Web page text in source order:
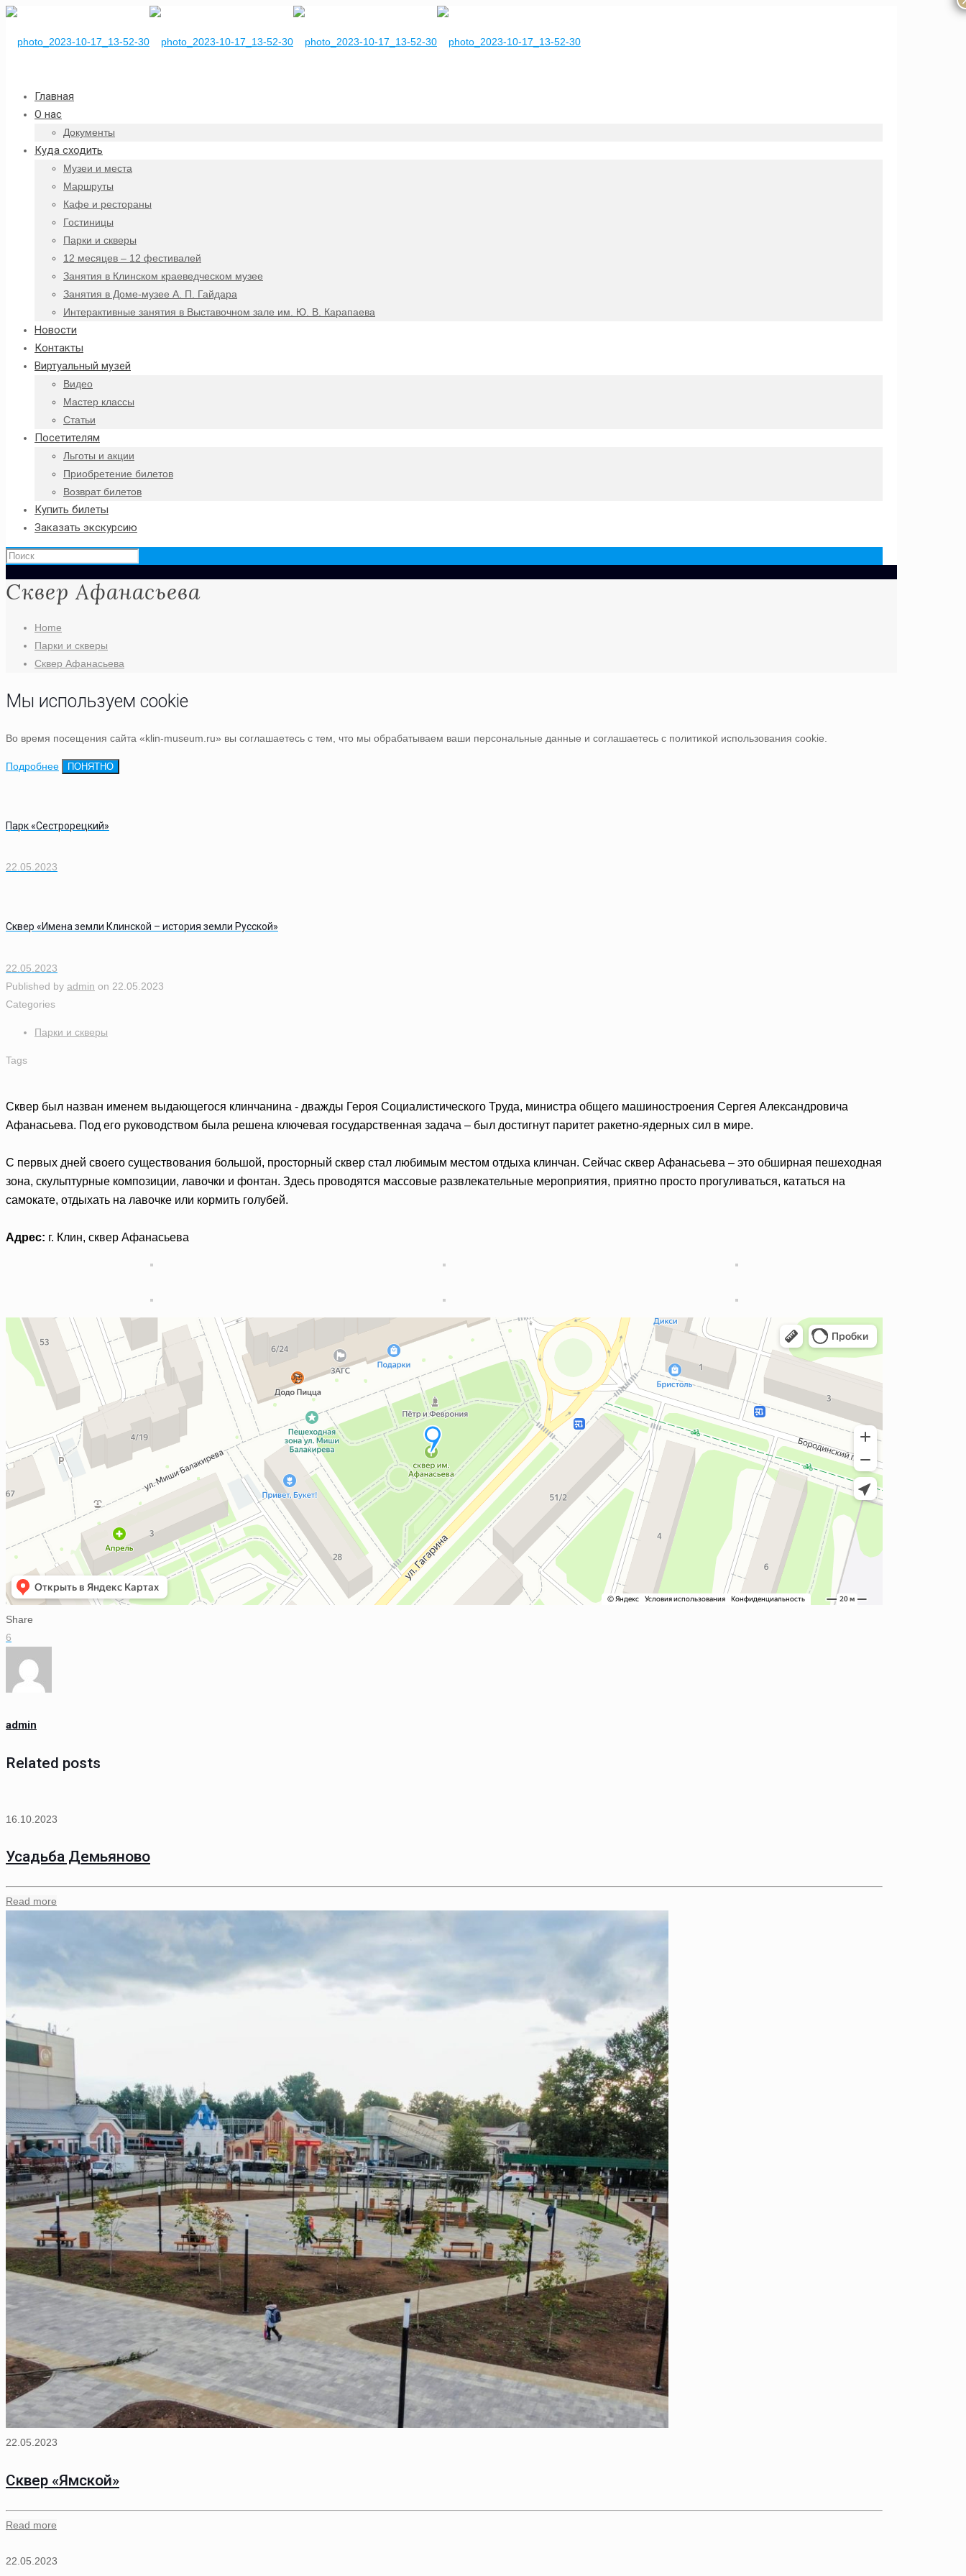
Главная
О нас
Документы
Куда сходить
Музеи и места
Маршруты
Кафе и рестораны
Гостиницы
Парки и скверы
12 месяцев – 12 фестивалей
Занятия в Клинском краеведческом музее
Занятия в Доме-музее А. П. Гайдара
Интерактивные занятия в Выставочном зале им. Ю. В. Карапаева
Новости
Контакты
Виртуальный музей
Видео
Мастер классы
Статьи
Посетителям
Льготы и акции
Приобретение билетов
Возврат билетов
Купить билеты
Заказать экскурсию
Сквер Афанасьева
Home
Парки и скверы
Сквер Афанасьева
Мы используем cookie
Во время посещения сайта «klin-museum.ru» вы соглашаетесь с тем, что мы обрабатываем ваши персональные данные и соглашаетесь с политикой использования cookie.
Подробнее ПОНЯТНО
Парк «Сестрорецкий»
22.05.2023
Сквер «Имена земли Клинской – история земли Русской»
22.05.2023
Published by admin on 22.05.2023
Categories
Парки и скверы
Tags
Сквер был назван именем выдающегося клинчанина - дважды Героя Социалистического Труда, министра общего машиностроения Сергея Александровича
Афанасьева. Под его руководством была решена ключевая государственная задача – был достигнут паритет ракетно-ядерных сил в мире.
С первых дней своего существования большой, просторный сквер стал любимым местом отдыха клинчан. Сейчас сквер Афанасьева – это обширная пешеходная
зона, скульптурные композиции, лавочки и фонтан. Здесь проводятся массовые развлекательные мероприятия, приятно просто прогуливаться, кататься на
самокате, отдыхать на лавочке или кормить голубей.
Адрес: г. Клин, сквер Афанасьева
Share
6
admin
Related posts
16.10.2023
Усадьба Демьяново
Read more
22.05.2023
Сквер «Ямской»
Read more
22.05.2023